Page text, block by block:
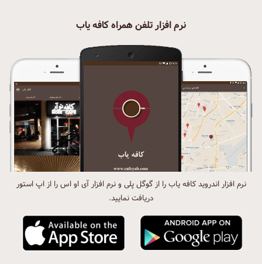
نرم افزار تلفن همراه کافه یاب
نرم افزار اندروید کافه یاب را از گوگل پلی و نرم افزار آی او اس را از اپ استور
دریافت نمایید.